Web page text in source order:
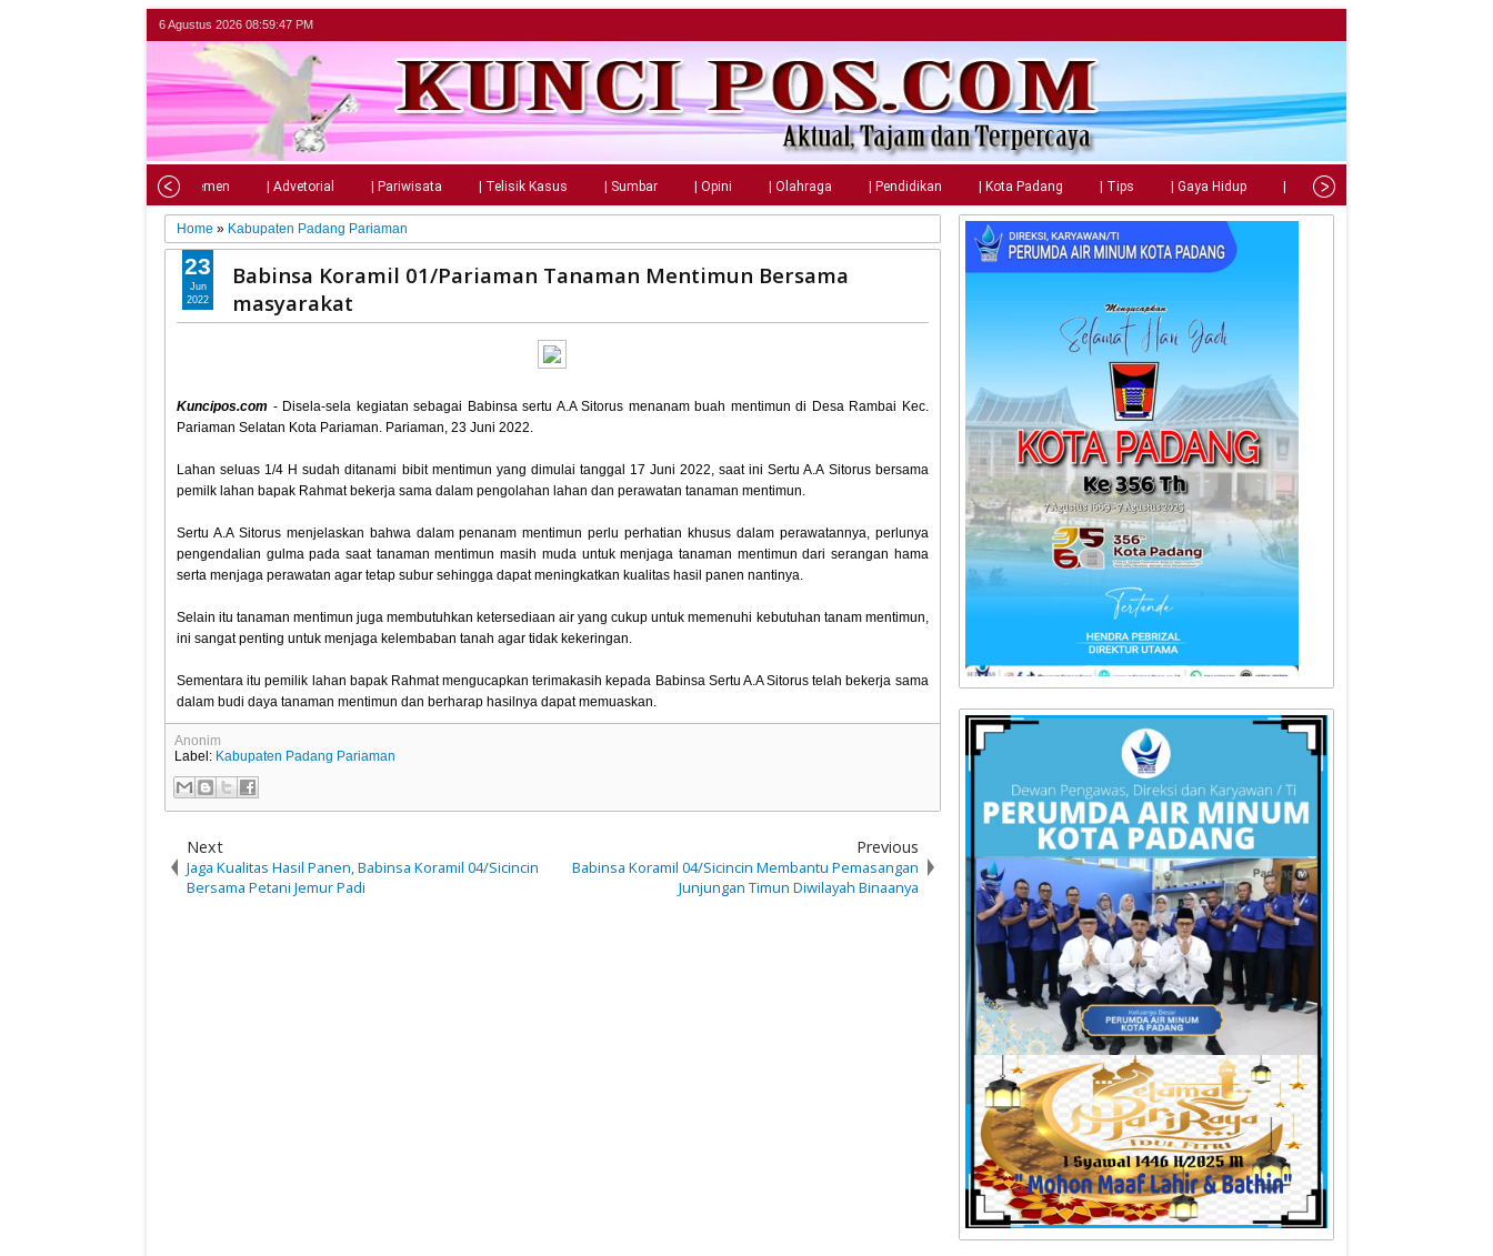
6 Agustus 2026 08:59:49 PM
| Parlemen | Advetorial | Pariwisata | Telisik Kasus | Sumbar | Opini | Olahraga | Pendidikan | Kota Padang | Tips | Gaya Hidup | Teknologi
Home » Kabupaten Padang Pariaman
Babinsa Koramil 01/Pariaman Tanaman Mentimun Bersama
masyarakat
Kuncipos.com - Disela-sela kegiatan sebagai Babinsa sertu A.A Sitorus menanam buah mentimun di Desa Rambai Kec.
Pariaman Selatan Kota Pariaman. Pariaman, 23 Juni 2022.
Lahan seluas 1/4 H sudah ditanami bibit mentimun yang dimulai tanggal 17 Juni 2022, saat ini Sertu A.A Sitorus bersama
pemilk lahan bapak Rahmat bekerja sama dalam pengolahan lahan dan perawatan tanaman mentimun.
Sertu A.A Sitorus menjelaskan bahwa dalam penanam mentimun perlu perhatian khusus dalam perawatannya, perlunya
pengendalian gulma pada saat tanaman mentimun masih muda untuk menjaga tanaman mentimun dari serangan hama
serta menjaga perawatan agar tetap subur sehingga dapat meningkatkan kualitas hasil panen nantinya.
Selain itu tanaman mentimun juga membutuhkan ketersediaan air yang cukup untuk memenuhi kebutuhan tanam mentimun,
ini sangat penting untuk menjaga kelembaban tanah agar tidak kekeringan.
Sementara itu pemilik lahan bapak Rahmat mengucapkan terimakasih kepada Babinsa Sertu A.A Sitorus telah bekerja sama
dalam budi daya tanaman mentimun dan berharap hasilnya dapat memuaskan.
23
Jun
2022
Anonim
Label: Kabupaten Padang Pariaman
Next
Jaga Kualitas Hasil Panen, Babinsa Koramil 04/Sicincin
Bersama Petani Jemur Padi
Previous
Babinsa Koramil 04/Sicincin Membantu Pemasangan
Junjungan Timun Diwilayah Binaanya